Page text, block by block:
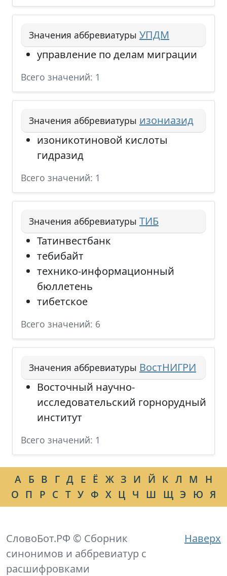
Значения аббревиатуры УПДМ
управление по делам миграции
Всего значений: 1
Значения аббревиатуры изониазид
изоникотиновой кислоты
гидразид
Всего значений: 1
Значения аббревиатуры ТИБ
Татинвестбанк
тебибайт
технико-информационный
бюллетень
тибетское
Всего значений: 6
Значения аббревиатуры ВостНИГРИ
Восточный научно-
исследовательский горнорудный
институт
Всего значений: 1
А Б В Г Д Е Ё Ж З И Й К Л М
Н
О П Р С Т У Ф Х Ц Ч Ш Щ Э Ю Я
Наверх
СловоБот.РФ © Сборник
синонимов и аббревиатур с
расшифровками